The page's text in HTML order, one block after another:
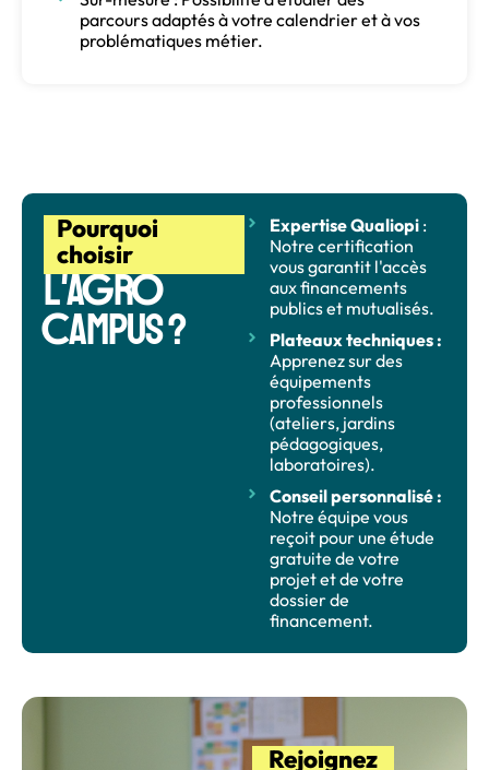
parcours adaptés à votre calendrier et à vos
problématiques métier.
Pourquoi
choisir
L'AGRO
CAMPUS ?
Expertise Qualiopi:
Notre certification
vous garantit l'accès
aux financements
publics et mutualisés.
Plateaux techniques :
Apprenez sur des
équipements
professionnels
(ateliers, jardins
pédagogiques,
laboratoires).
Conseil personnalisé :
Notre équipe vous
reçoit pour une étude
gratuite de votre
projet et de votre
dossier de
financement.
Rejoignez